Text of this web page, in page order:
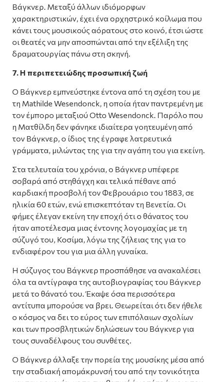
Βάγκνερ. Μεταξύ άλλων ιδιόμορφων
χαρακτηριστικών, έχει ένα ορχηστρικό κοίλωμα που
κάνει τους μουσικούς αόρατους στο κοινό, έτσι ώστε
οι θεατές να μην αποσπώνται από την εξέλιξη της
δραματουργίας πάνω στη σκηνή.
7. Η περιπετειώδης προσωπική ζωή
Ο Βάγκνερ εμπνεύστηκε έντονα από τη σχέση του με
τη Mathilde Wesendonck, η οποία ήταν παντρεμένη με
τον έμπορο μεταξιού Otto Wesendonck. Παρόλο που
η Ματθίλδη δεν φάνηκε ιδιαίτερα γοητευμένη από
τον Βάγκνερ, ο ίδιος της έγραφε λατρευτικά
γράμματα, μιλώντας της για την αγάπη του για εκείνη.
Στα τελευταία του χρόνια, ο Βάγκνερ υπέφερε
σοβαρά από στηθάγχη και τελικά πέθανε από
καρδιακή προσβολή τον Φεβρουάριο του 1883, σε
ηλικία 60 ετών, ενώ επισκεπτόταν τη Βενετία. Οι
φήμες έλεγαν εκείνη την εποχή ότι ο θάνατος του
ήταν αποτέλεσμα μιας έντονης λογομαχίας με τη
σύζυγό του, Κοσίμα, λόγω της ζήλειας της για το
ενδιαφέρον του για μια άλλη γυναίκα.
Η σύζυγος του Βάγκνερ προσπάθησε να ανακαλέσει
όλα τα αντίγραφα της αυτοβιογραφίας του Βάγκνερ
μετά το θάνατό του. Έκαψε όσα περισσότερα
αντίτυπα μπορούσε να βρει. Θεωρείται ότι δεν ήθελε
ο κόσμος να δει το εύρος των επιπόλαιων σχολίων
και των προσβλητικών δηλώσεων του Βάγκνερ για
τους συναδέλφους του συνθέτες.
Ο Βάγκνερ άλλαξε την πορεία της μουσίκης μέσα από
την σταδιακή απομάκρυνσή του από την τονικότητα